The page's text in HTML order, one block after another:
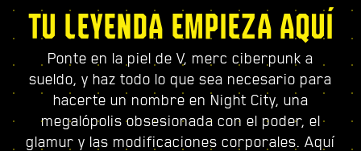
TU LEYENDA EMPIEZA AQUÍ
Ponte en la piel de V, merc ciberpunk a
sueldo, y haz todo lo que sea necesario para
hacerte un nombre en Night City, una
megalópolis obsesionada con el poder, el
glamur y las modificaciones corporales. Aquí